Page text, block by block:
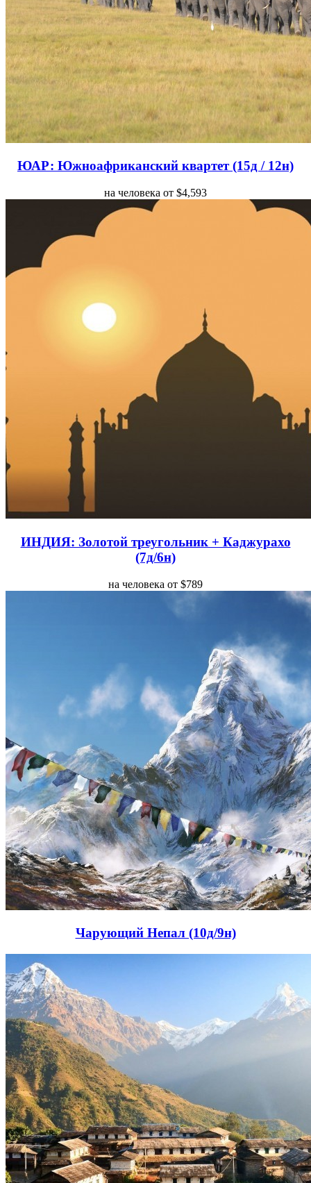
ЮАР: Южноафриканский квартет (15д / 12н)
на человека от $4,593
ИНДИЯ: Золотой треугольник + Каджурахо
(7д/6н)
на человека от $789
Чарующий Непал (10д/9н)